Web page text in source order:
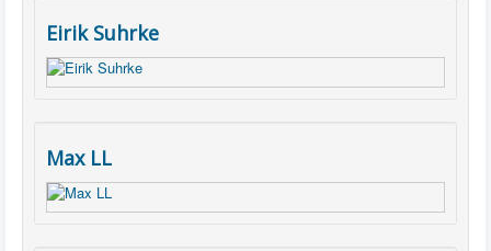
Eirik Suhrke
Max LL